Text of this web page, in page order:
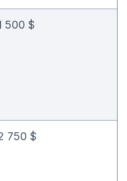
500 $
750 $